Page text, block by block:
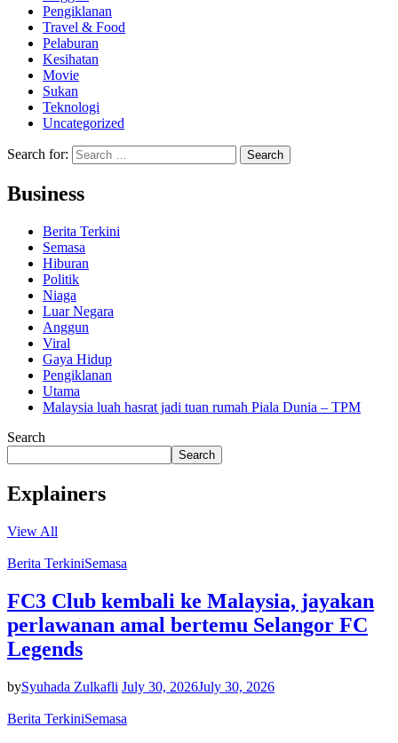
Pengiklanan
Travel & Food
Pelaburan
Kesihatan
Movie
Sukan
Teknologi
Uncategorized
Search for:
Business
Berita Terkini
Semasa
Hiburan
Politik
Niaga
Luar Negara
Anggun
Viral
Gaya Hidup
Pengiklanan
Utama
Malaysia luah hasrat jadi tuan rumah Piala Dunia – TPM
Search
Search
Explainers
View All
Berita TerkiniSemasa
FC3 Club kembali ke Malaysia, jayakan
perlawanan amal bertemu Selangor FC
Legends
bySyuhada Zulkafli July 30, 2026July 30, 2026
Berita TerkiniSemasa